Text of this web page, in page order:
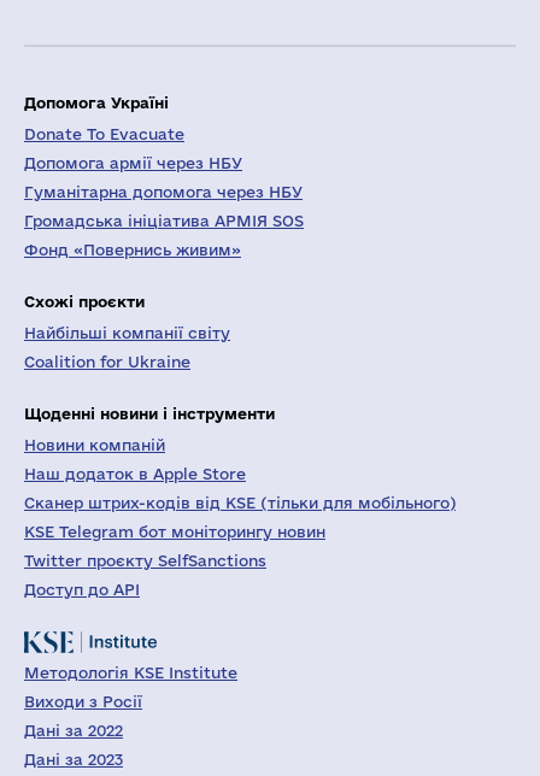
Допомога Україні
Donate To Evacuate
Допомога армії через НБУ
Гуманітарна допомога через НБУ
Громадська ініціатива АРМІЯ SOS
Фонд «Повернись живим»
Схожі проєкти
Найбільші компанії світу
Coalition for Ukraine
Щоденні новини і інструменти
Новини компаній
Наш додаток в Apple Store
Сканер штрих-кодів від KSE (тільки для мобільного)
KSE Telegram бот моніторингу новин
Twitter проєкту SelfSanctions
Доступ до API
Методологія KSE Institute
Виходи з Росії
Дані за 2022
Дані за 2023